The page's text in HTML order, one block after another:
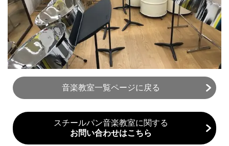
音楽教室一覧ページに戻る
スチールパン音楽教室に関する
お問い合わせはこちら